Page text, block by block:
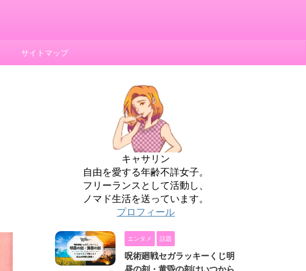
サイトマップ
キャサリン
自由を愛する年齢不詳女子。
フリーランスとして活動し、
ノマド生活を送っています。
プロフィール
エンタメ 話題
呪術廻戦セガラッキーくじ明